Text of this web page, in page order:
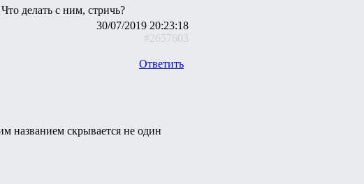
делать с ним, стричь?
30/07/2019 20:23:18
#2657603
Ответить
названием скрывается не один